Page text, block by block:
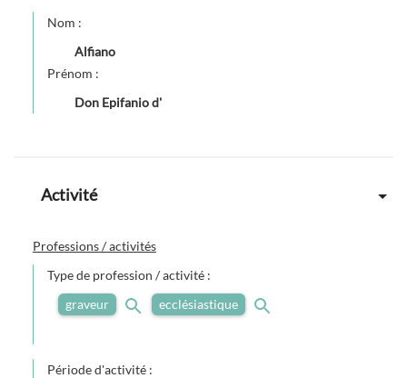
Nom :
Alfiano
Prénom :
Don Epifanio d'
Activité
Professions / activités
Type de profession / activité :
graveur
ecclésiastique
Période d'activité :